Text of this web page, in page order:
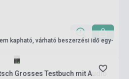
kapható, várható beszerzési idő egy-
Grosses Testbuch mit Audio